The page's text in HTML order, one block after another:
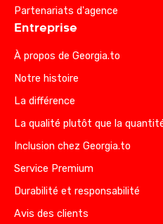
Partenariats d'agence
Entreprise
À propos de Georgia.to
Notre histoire
La différence
La qualité plutôt que la
Inclusion chez Georgia.to
Service Premium
Durabilité et responsabilité
Avis des clients